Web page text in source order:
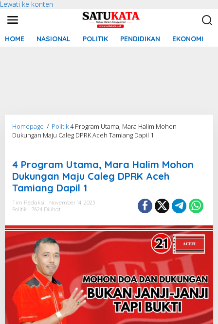
Lewati ke konten
HOME NASIONAL POLITIK PENDIDIKAN EKONOMI
Homepage / Politik4 Program Utama, Mara Halim Mohon
Dukungan Maju Caleg DPRK Aceh Tamiang Dapil 1
4 Program Utama, Mara Halim Mohon
Dukungan Maju Caleg DPRK Aceh
Tamiang Dapil 1
Tim Redaksi
November 14, 2023
Politik
7624 Dilihat